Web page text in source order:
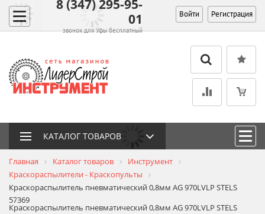
8 (347) 295-95-
01
звонок для Уфы бесплатный
Войти Регистрация
КАТАЛОГ ТОВАРОВ
Главная Каталог товаров
Инструмент
Краскораспылители - Краскопульты
Краскораспылитель пневматический 0,8мм AG 970LVLP STELS
57369
Краскораспылитель пневматический 0,8мм AG 970LVLP STELS